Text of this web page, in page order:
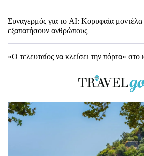
Συναγερμός για το AI: Κορυφαία
εξαπατήσουν ανθρώπους
«Ο τελευταίος να κλείσει την πόρτα»